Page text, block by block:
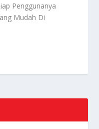
Penggunanya
Mudah Di